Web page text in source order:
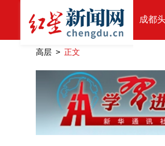
成都
本地
国内
区域
头
高层 > 正文